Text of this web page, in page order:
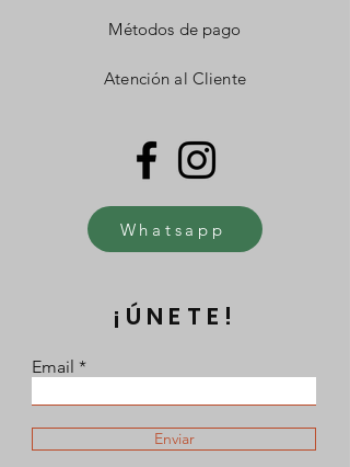
Métodos de pago
Atención al Cliente
Whatsapp
¡ÚNETE!
Email
Enviar